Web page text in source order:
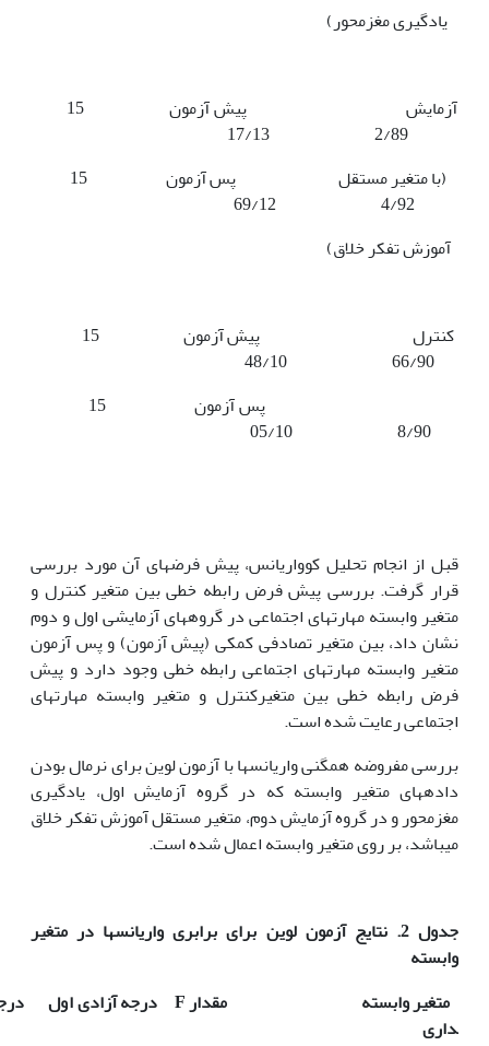
یادگیری مغز­محور)
آموزش تفکر خلاق)
قبل از انجام تحلیل کوواریانس، پیش فرض­های آن مورد بررسی
قرار گرفت. بررسی پیش فرض رابطه خطی بین متغیر کنترل و
متغیر وابسته مهارت­های اجتماعی در گروه­های آزمایشی اول و دوم
نشان داد، بین متغیر تصادفی کمکی (پیش آزمون) و پس آزمون
متغیر وابسته مهارت­های اجتماعی رابطه خطی وجود دارد و پیش
فرض رابطه خطی بین متغیرکنترل و متغیر وابسته مهارت­های
اجتماعی رعایت شده است.
بررسی مفروضه همگنی واریانس­ها با آزمون لوین برای نرمال بودن
داده­های متغیر وابسته که در گروه آزمایش اول، یادگیری
مغزمحور و در گروه آزمایش دوم، متغیر مستقل آموزش تفکر خلاق
می­باشد، بر روی متغیر وابسته اعمال شده است.
جدول 2. نتایج آزمون لوین برای برابری واریانس­ها در متغیر
وابسته
متغیر وابسته مقدارF
درجه آزادی اول
داری